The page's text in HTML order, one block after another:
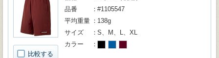
比較する
品番
#1105547
平均重量
138g
サイズ
S、M、L、XL
カラー